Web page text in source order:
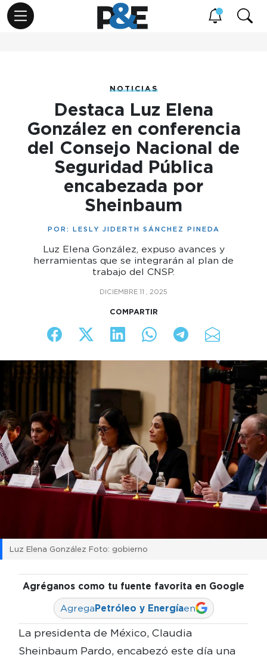
NOTICIAS
Destaca Luz Elena
González en conferencia
del Consejo Nacional de
Seguridad Pública
encabezada por
Sheinbaum
POR: LESLY JIDERTH SÁNCHEZ PINEDA
Luz Elena González, expuso avances y
herramientas que se integrarán al plan de
trabajo del CNSP.
DICIEMBRE 11 , 2025
COMPARTIR
Luz Elena González Foto: gobierno
Agréganos como tu fuente favorita en Google
AgregaPetróleo y Energíaen
La presidenta de México, Claudia
Sheinbaum Pardo, encabezó este día una